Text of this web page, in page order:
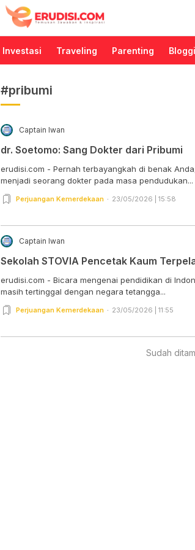
Erudisi
Temukan Jawaban dan Inspirasi
Investasi Traveling Parenting
#pribumi
Captain Iwan
dr. Soetomo: Sang Dokter dari Pribumi
erudisi.com - Pernah terbayangkah di benak
menjadi seorang dokter pada masa pendudukan...
Perjuangan Kemerdekaan 23/05/2026 | 15:58
Captain Iwan
Sekolah STOVIA Pencetak Kaum
erudisi.com - Bicara mengenai pendidikan di
masih tertinggal dengan negara tetangga...
Perjuangan Kemerdekaan 23/05/2026 | 11:55
Sudah